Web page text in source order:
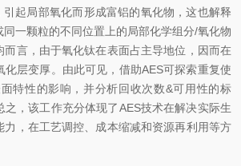
起局部氧化而形成富铝的氧化物，这也解释
一颗粒的不同位置上的局部化学组分/氧化物
而言，由于氧化钛在表面占主导地位，因而在
化层变厚。由此可见，借助AES可探索重复使
特性的影响，并分析回收次数&可用性的标
之，该工作充分体现了AES技术在解决实际生
力，在工艺调控、成本缩减和资源再利用等方